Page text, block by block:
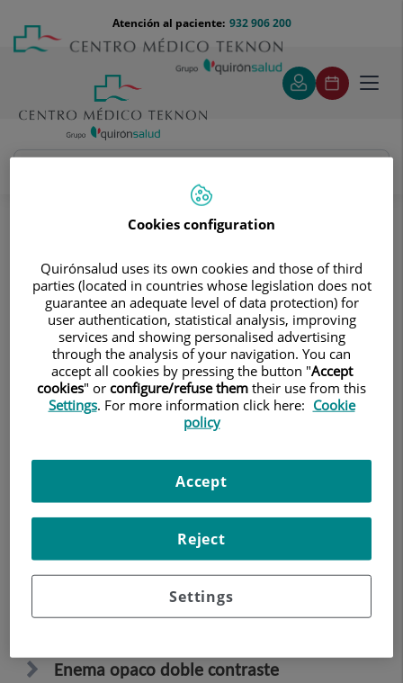
contenido
Menú
teléfono
cabecera
932 906 200
Atención al paciente:
Pruebas diagnósticas
Tratamientos y Especialidades
Diagnóstico por la imagen
Abdomen y pelvis
Abdomen y pelvis
RX Abdomen
RX Columna lumbar
TEGD (Tránsito Esófago – Gastro –
Tránsito intestinal
Enema opaco doble contraste
Cookies configuration
Quirónsalud uses its own cookies and those of third
parties (located in countries whose legislation does not
guarantee an adequate level of data protection) for
user authentication, statistical analysis, improving
services and showing personalised advertising
through the analysis of your navigation. You can
accept all cookies by pressing the button "Accept
cookies" or configure/refuse them their use from this
Settings. For more information click here: Cookie
policy
Settings
Reject
Accept